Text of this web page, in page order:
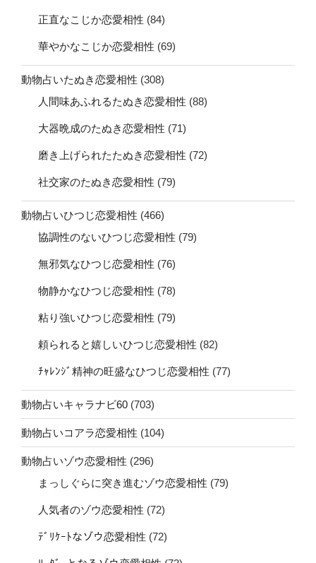
正直なこじか恋愛相性 (84)
華やかなこじか恋愛相性 (69)
動物占いたぬき恋愛相性 (308)
人間味あふれるたぬき恋愛相性 (88)
大器晩成のたぬき恋愛相性 (71)
磨き上げられたたぬき恋愛相性 (72)
社交家のたぬき恋愛相性 (79)
動物占いひつじ恋愛相性 (466)
協調性のないひつじ恋愛相性 (79)
無邪気なひつじ恋愛相性 (76)
物静かなひつじ恋愛相性 (78)
粘り強いひつじ恋愛相性 (79)
頼られると嬉しいひつじ恋愛相性 (82)
ﾁｬﾚﾝｼﾞ精神の旺盛なひつじ恋愛相性 (77)
動物占いキャラナビ60 (703)
動物占いコアラ恋愛相性 (104)
動物占いゾウ恋愛相性 (296)
まっしぐらに突き進むゾウ恋愛相性 (79)
人気者のゾウ恋愛相性 (72)
ﾃﾞﾘｹｰﾄなゾウ恋愛相性 (72)